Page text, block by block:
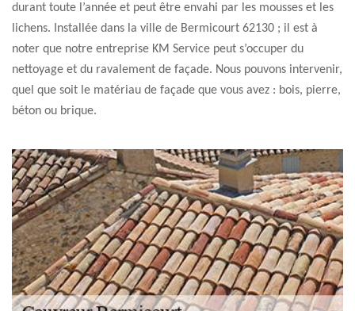
durant toute l’année et peut être envahi par les mousses et les
lichens. Installée dans la ville de Bermicourt 62130 ; il est à
noter que notre entreprise KM Service peut s’occuper du
nettoyage et du ravalement de façade. Nous pouvons intervenir,
quel que soit le matériau de façade que vous avez : bois, pierre,
béton ou brique.